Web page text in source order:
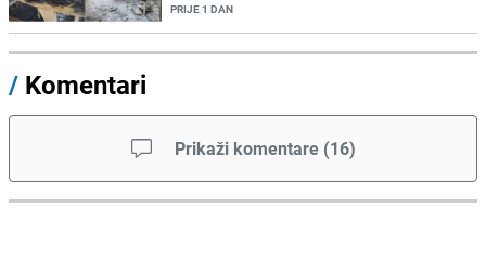
PRIJE 1 DAN
/ Komentari
Prikaži komentare (16)